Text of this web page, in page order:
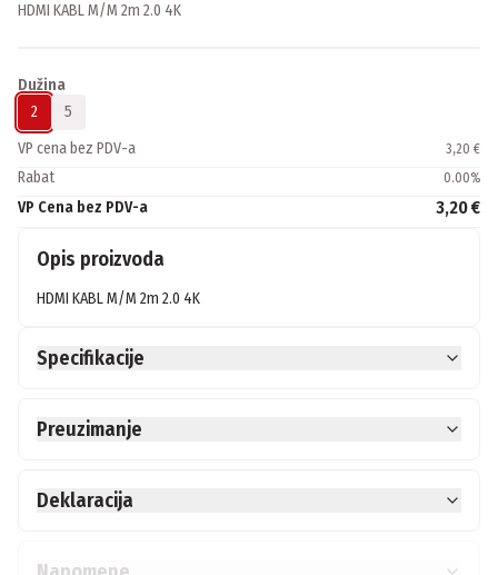
Lokacije
Kontakti
Newsletter
HDMI KABL M/M 2m 2.0 4K
Dužina
2
5
VP cena bez PDV-a
3,20 €
Rabat 0.00%
VP Cena bez PDV-a 3,20 €
Opis proizvoda
HDMI KABL M/M 2m 2.0 4K
Specifikacije
Preuzimanje
Deklaracija